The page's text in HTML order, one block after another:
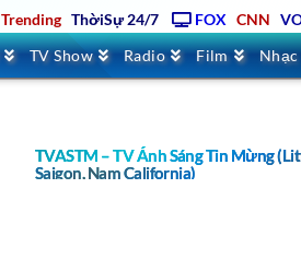
Trending ThờiSự 24/7 FOX CNN
TV Show Radio Film Nhạc
TVASTM – TV Ánh Sáng Tin Mừng
Saigon, Nam California)